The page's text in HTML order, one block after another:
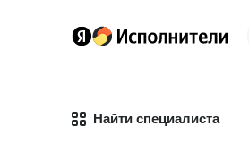
Найти специалиста